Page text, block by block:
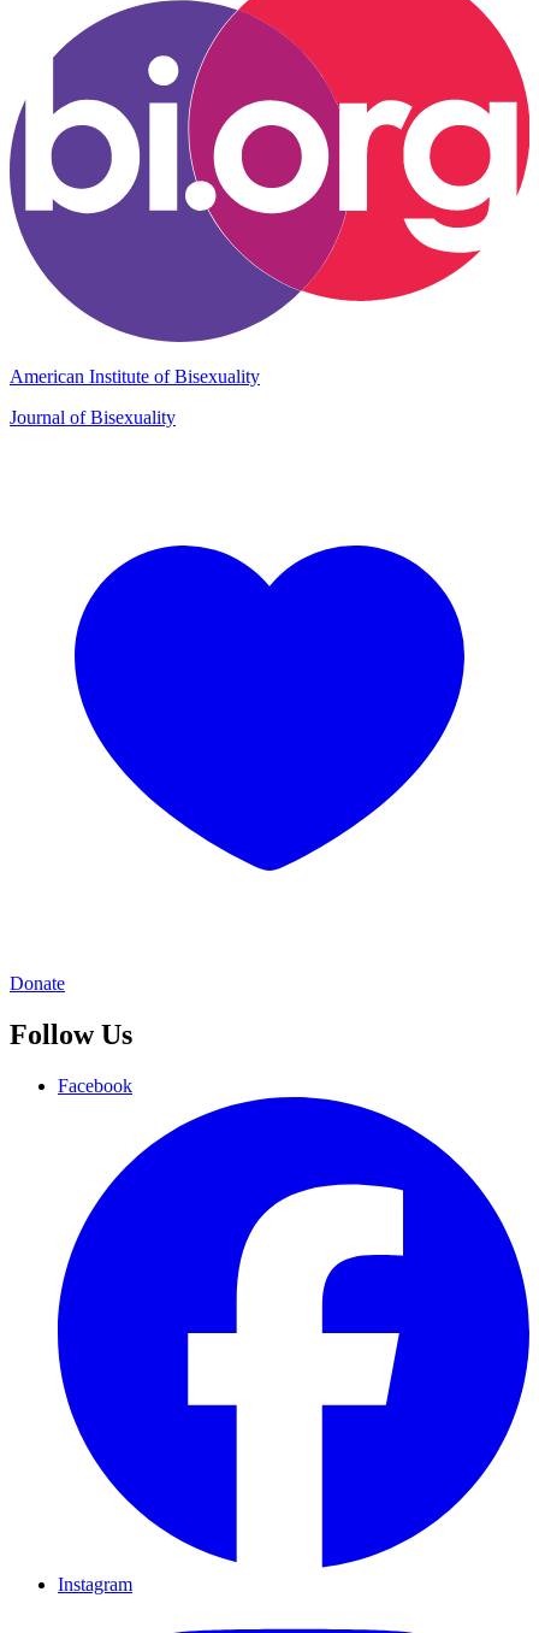
American Institute of Bisexuality
Journal of Bisexuality
Donate
Follow Us
Facebook
Instagram